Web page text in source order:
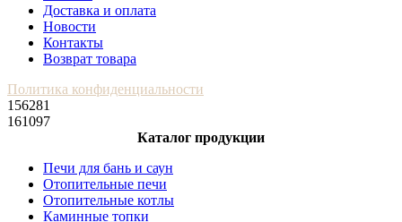
Доставка и оплата
Новости
Контакты
Возврат товара
Политика конфиденциальности
156281
161097
Каталог продукции
Печи для бань и саун
Отопительные печи
Отопительные котлы
Каминные топки